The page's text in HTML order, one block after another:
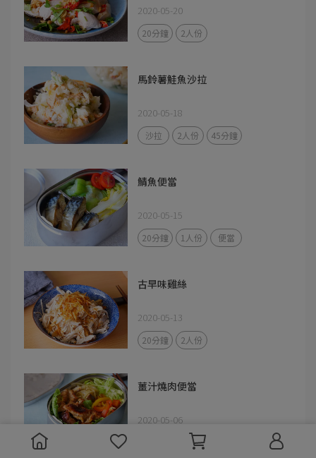
2020-05-20
20分鐘 2人份
馬鈴薯鮭魚沙拉
2020-05-18
沙拉 2人份 45分鐘
鯖魚便當
2020-05-15
20分鐘 1人份 便當
古早味雞絲
2020-05-13
20分鐘 2人份
薑汁燒肉便當
2020-05-06
30分鐘